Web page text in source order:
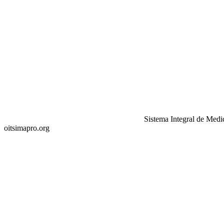
Sistema Integral de
oitsimapro.org